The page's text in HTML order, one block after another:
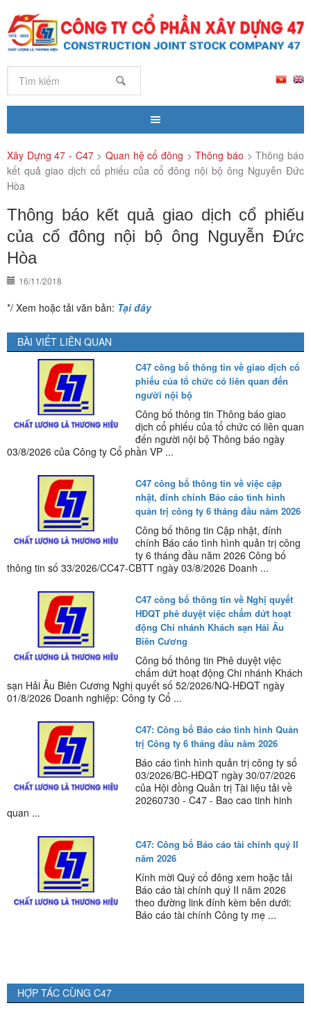
Xây Dựng 47 - C47>Quan hệ cổ đông >Thông báo >Thông báo
kết quả giao dịch cổ phiếu của cổ đông nội bộ ông Nguyễn Đức
Hòa
Thông báo kết quả giao dịch cổ phiếu
của cổ đông nội bộ ông Nguyễn Đức
Hòa
16/11/2018
*/ Xem hoặc tải văn bản: Tại đây
BÀI VIẾT LIÊN QUAN
C47 công bố thông tin về giao dịch cổ
phiếu của tổ chức có liên quan đến
người nội bộ
Công bố thông tin Thông báo giao
dịch cổ phiếu của tổ chức có liên quan
đến người nội bộ Thông báo ngày
03/8/2026 của Công ty Cổ phần VP ...
C47 công bố thông tin về việc cập
nhật, đính chính Báo cáo tình hình
quản trị công ty 6 tháng đầu năm 2026
Công bố thông tin Cập nhật, đính
chính Báo cáo tình hình quản trị công
ty 6 tháng đầu năm 2026 Công bố
thông tin số 33/2026/CC47-CBTT ngày 03/8/2026 Doanh ...
C47 công bố thông tin về Nghị quyết
HĐQT phê duyệt việc chấm dứt hoạt
động Chi nhánh Khách sạn Hải Âu
Biên Cương
Công bố thông tin Phê duyệt việc
chấm dứt hoạt động Chi nhánh Khách
sạn Hải Âu Biên Cương Nghị quyết số 52/2026/NQ-HĐQT ngày
01/8/2026 Doanh nghiệp: Công ty Cổ ...
C47: Công bố Báo cáo tình hình Quản
trị Công ty 6 tháng đầu năm 2026
Báo cáo tình hình quản trị công ty số
03/2026/BC-HĐQT ngày 30/07/2026
của Hội đồng Quản trị Tài liệu tải về
20260730 - C47 - Bao cao tinh hinh
quan ...
C47: Công bố Báo cáo tài chính quý II
năm 2026
Kính mời Quý cổ đông xem hoặc tải
Báo cáo tài chính quý II năm 2026
theo đường link đính kèm bên dưới:
Báo cáo tài chính Công ty mẹ ...
HỢP TÁC CÙNG C47